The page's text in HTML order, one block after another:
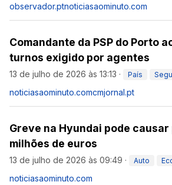
observador.ptnoticiasaominuto.com
Comandante da PSP do Porto
turnos exigido por agentes
13 de julho de 2026 às 13:13 · País
noticiasaominuto.comcmjornal.pt
Greve na Hyundai pode causar
milhões de euros
13 de julho de 2026 às 09:49 · Auto
noticiasaominuto.com